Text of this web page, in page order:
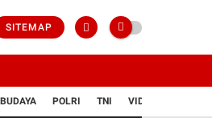
SITEMAP
BUDAYA POLRI TNI VIDIO